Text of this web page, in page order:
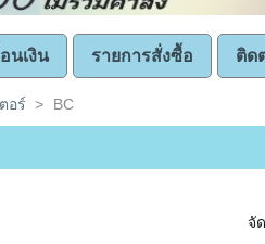
นเงิน รายการสั่งซื้อ ติด
อร์ > BC
จั